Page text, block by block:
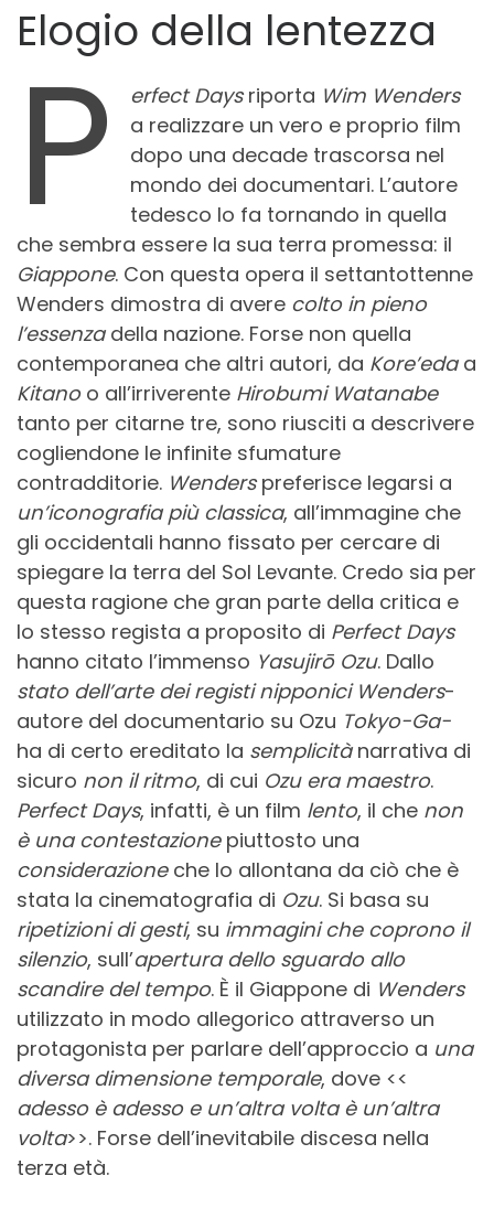
Elogio della lentezza
P erfect Daysriporta Wim Wenders
a realizzare un vero e proprio film
dopo una decade trascorsa nel
mondo dei documentari. L’autore
tedesco lo fa tornando in quella
che sembra essere la sua terra promessa: il
Giappone. Con questa opera il settantottenne
Wenders dimostra di avere colto in pieno
l’essenza della nazione. Forse non quella
contemporanea che altri autori, da Kore’eda a
Kitanoo all’irriverente Hirobumi Watanabe
tanto per citarne tre, sono riusciti a descrivere
cogliendone le infinite sfumature
contradditorie. Wenderspreferisce legarsi a
un’iconografia più classica, all’immagine che
gli occidentali hanno fissato per cercare di
spiegare la terra del Sol Levante. Credo sia per
questa ragione che gran parte della critica e
lo stesso regista a proposito di Perfect Days
hanno citato l’immenso Yasujirō Ozu. Dallo
stato dell’arte dei registi nipponici Wenders-
autore del documentario su Ozu Tokyo-Ga-
ha di certo ereditato la semplicitànarrativa di
sicuro non il ritmo, di cui Ozu era maestro.
Perfect Days, infatti, è un film lento, il che non
è una contestazionepiuttosto una
considerazione che lo allontana da ciò che è
stata la cinematografia di Ozu. Si basa su
ripetizioni di gesti, su immagini che coprono il
silenzio, sull’apertura dello sguardo allo
scandire del tempo. È il Giappone di Wenders
utilizzato in modo allegorico attraverso un
protagonista per parlare dell’approccio a una
diversa dimensione temporale, dove <<
adesso è adesso e un’altra volta è un’altra
volta>>. Forse dell’inevitabile discesa nella
terza età.